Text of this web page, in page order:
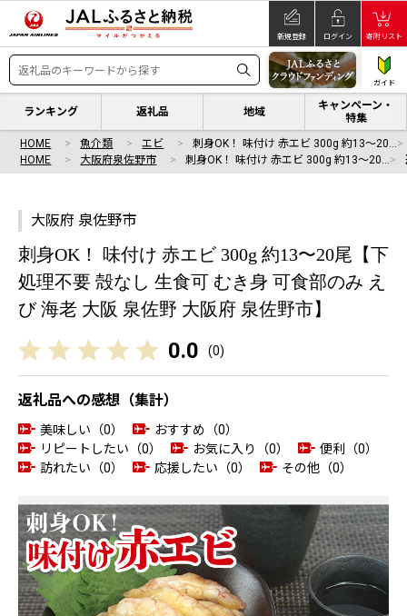
新規登録 ログイン 寄附リスト
ガイド
ランキング 返礼品 地域
キャンペーン・
特集
HOME 魚介類 エビ
刺身OK！ 味付け 赤エビ 300g 約13〜20…
HOME
大阪府泉佐野市 刺身OK！ 味付け 赤エビ 300g 約13〜20…
大阪府 泉佐野市
刺身OK！ 味付け 赤エビ 300g 約13〜20尾【下
処理不要 殻なし 生食可 むき身 可食部のみ え
び 海老 大阪 泉佐野 大阪府 泉佐野市】
0.0 (0)
返礼品への感想（集計）
美味しい（0）
おすすめ（0）
リピートしたい（0）
お気に入り（0）
便利（0）
訪れたい（0）
応援したい（0） その他（0）